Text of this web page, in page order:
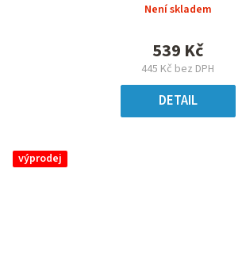
Není skladem
445 Kč bez DPH
539 Kč
DETAIL
výprodej